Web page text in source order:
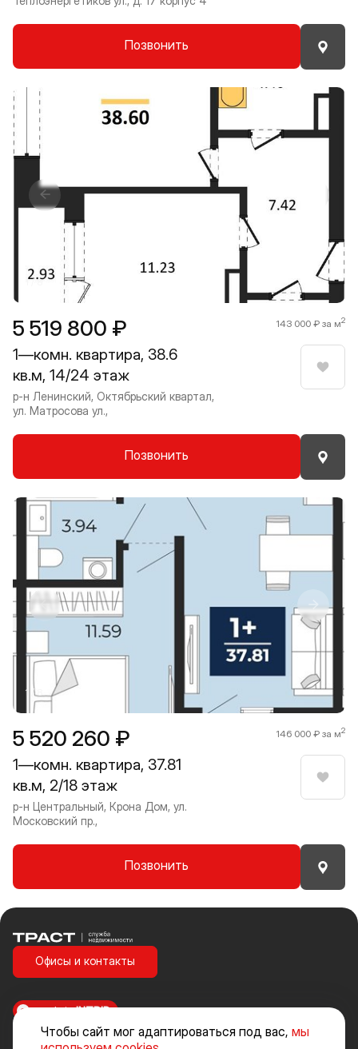
Позвонить
5 519 800 ₽ 143 000 ₽ за м2
1—комн. квартира, 38.6
кв.м, 14/24 этаж
р-н Ленинский, Октябрьский квартал,
ул. Матросова ул.,
Позвонить
1 / 8
Прокрутить влево
5 520 260 ₽ 146 000 ₽ за м2
1—комн. квартира, 37.81
кв.м, 2/18 этаж
р-н Центральный, Крона Дом, ул.
Московский пр.,
Позвонить
1 / 8
Прокрутить влево
Чтобы сайт мог адаптироваться под вас, мы
Траст | Служба недвижимости
Офисы и контакты
Стоимость объектов недвижимости и иных товаров и услуг, не
made inINTRID